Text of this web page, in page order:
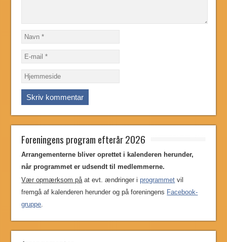
Foreningens program efterår 2026
Arrangementerne bliver oprettet i kalenderen herunder,
når programmet er udsendt til medlemmerne.
Vær opmærksom på at evt. ændringer iprogrammet vil
fremgå af kalenderen herunder og på foreningens Facebook-
gruppe